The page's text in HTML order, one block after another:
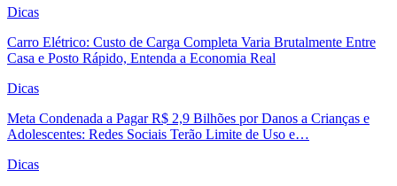
Dicas
Carro Elétrico: Custo de Carga Completa Varia Brutalmente Entre
Casa e Posto Rápido, Entenda a Economia Real
Dicas
Meta Condenada a Pagar R$ 2,9 Bilhões por Danos a Crianças e
Adolescentes: Redes Sociais Terão Limite de Uso e…
Dicas